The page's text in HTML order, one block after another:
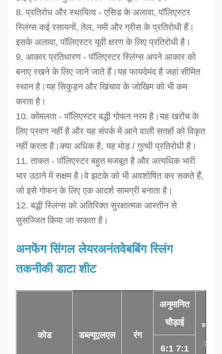
8. प्रतिरोध और स्थायित्व - एसिड के अलावा, पॉलिएस्टर
स्लिंग्स कई रसायनों, तेल, नमी और ग्रीस के प्रतिरोधी हैं।
इसके अलावा, पॉलिएस्टर यूवी क्षरण के लिए प्रतिरोधी है।
9. आकार प्रतिधारण - पॉलिएस्टर स्लिंग्स अपने आकार को
बनाए रखने के लिए जाने जाते हैं।यह फायदेमंद है जहां सीमित
स्थान है।यह सिकुड़न और खिंचाव के जोखिम को भी कम
करता है।
10. कोमलता - पॉलिएस्टर बद्धी गोफन नरम है।यह खरोंच के
लिए प्रवण नहीं है और यह संपर्क में आने वाली सतहों को विकृत
नहीं करता है।क्या अधिक है, यह मोड़ / गुत्थी प्रतिरोधी है।
11. ताकत - पॉलिएस्टर बहुत मजबूत है और अत्यधिक भारी
भार उठाने में सक्षम है।वे झटके को भी अवशोषित कर सकते हैं,
जो इसे गोफन के लिए एक आदर्श सामग्री बनाता है।
12. बद्धी स्लिंग्स को अतिरिक्त सुरक्षात्मक आस्तीन से
सुसज्जित किया जा सकता है।
अनफेंग सिंगल लेयरअनंतवेबबिंग स्लिंग
तकनीकी डाटा शीट
कोड डब्ल्यूएलएल रंग
अनुमानित
चौड़ाई
लंबाई
6:1 7:1